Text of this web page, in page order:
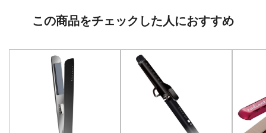
この商品をチェックした人におすすめ